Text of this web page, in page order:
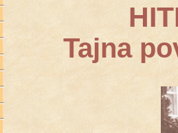
Tajna